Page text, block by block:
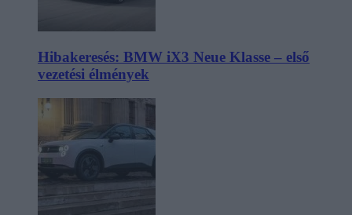
Hibakeresés: BMW iX3 Neue Klasse – első
vezetési élmények